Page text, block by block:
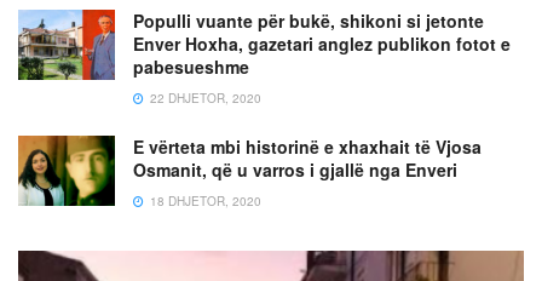
Populli vuante për bukë, shikoni si jetonte
Enver Hoxha, gazetari anglez publikon fotot e
pabesueshme
22 DHJETOR, 2020
E vërteta mbi historinë e xhaxhait të Vjosa
Osmanit, që u varros i gjallë nga Enveri
18 DHJETOR, 2020